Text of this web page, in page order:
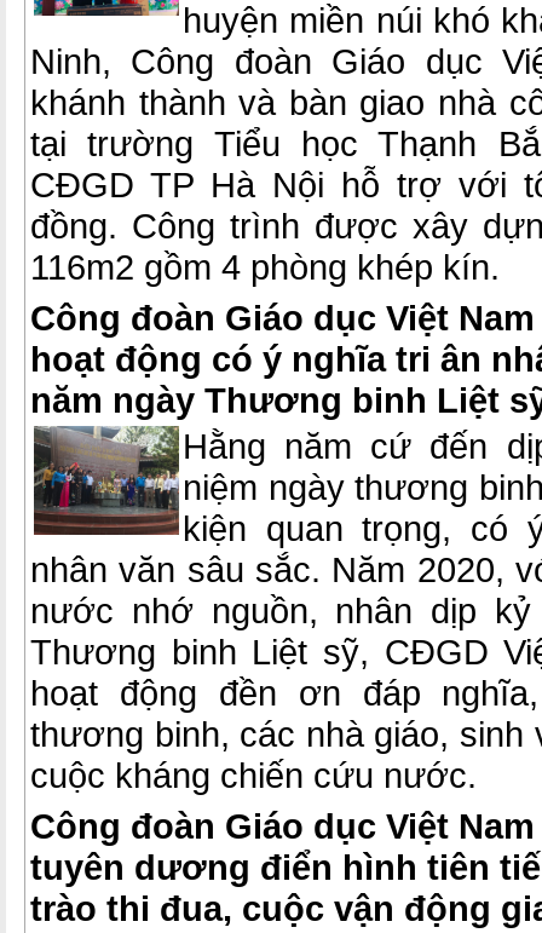
huyện miền núi khó
Ninh, Công đoàn Giáo dục
khánh thành và bàn giao nhà
tại trường Tiểu học Thạnh
CĐGD TP Hà Nội hỗ trợ với
đồng. Công trình được xây
116m2 gồm 4 phòng khép kín.
Công đoàn Giáo dục Việt
hoạt động có ý nghĩa tri ân
năm ngày Thương binh Liệt
Hằng năm cứ đến
niệm ngày thương
kiện quan trọng, có
nhân văn sâu sắc. Năm 2020,
nước nhớ nguồn, nhân dịp
Thương binh Liệt sỹ, CĐGD
hoạt động đền ơn đáp
thương binh, các nhà giáo, sinh
cuộc kháng chiến cứu nước.
Công đoàn Giáo dục Việt
tuyên dương điển hình tiên
trào thi đua, cuộc vận động